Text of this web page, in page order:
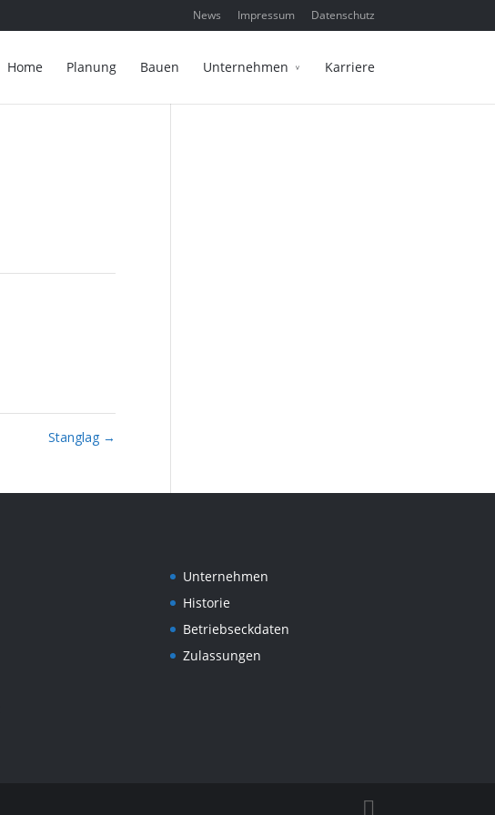
News Impressum Datenschutz
Home Planung Bauen Unternehmen Karriere
Stanglag →
Unternehmen
Historie
Betriebseckdaten
Zulassungen